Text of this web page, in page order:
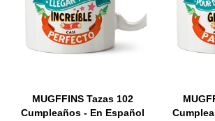
MUGFFINS Tazas 102
Cumpleaños - En Español